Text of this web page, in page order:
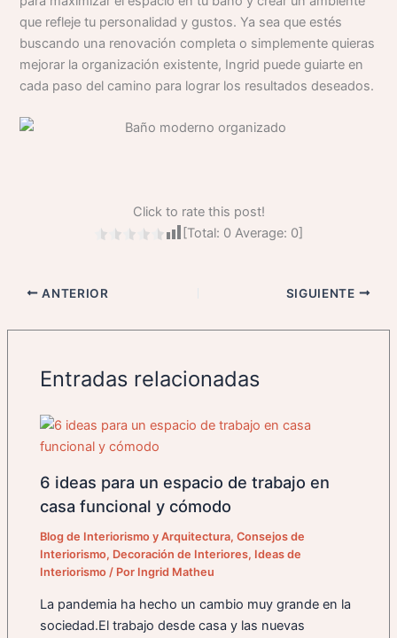
que refleje tu personalidad y gustos. Ya sea que estés
buscando una renovación completa o simplemente quieras
mejorar la organización existente, Ingrid puede guiarte en
cada paso del camino para lograr los resultados deseados.
Click to rate this post!
[Total: 0 Average: 0]
ANTERIOR SIGUIENTE
Entradas relacionadas
6 ideas para un espacio de trabajo en
casa funcional y cómodo
Blog de Interiorismo y Arquitectura,Consejos de
Interiorismo, Decoración de Interiores, Ideas de
Interiorismo / Por Ingrid Matheu
La pandemia ha hecho un cambio muy grande en la
sociedad.El trabajo desde casa y las nuevas